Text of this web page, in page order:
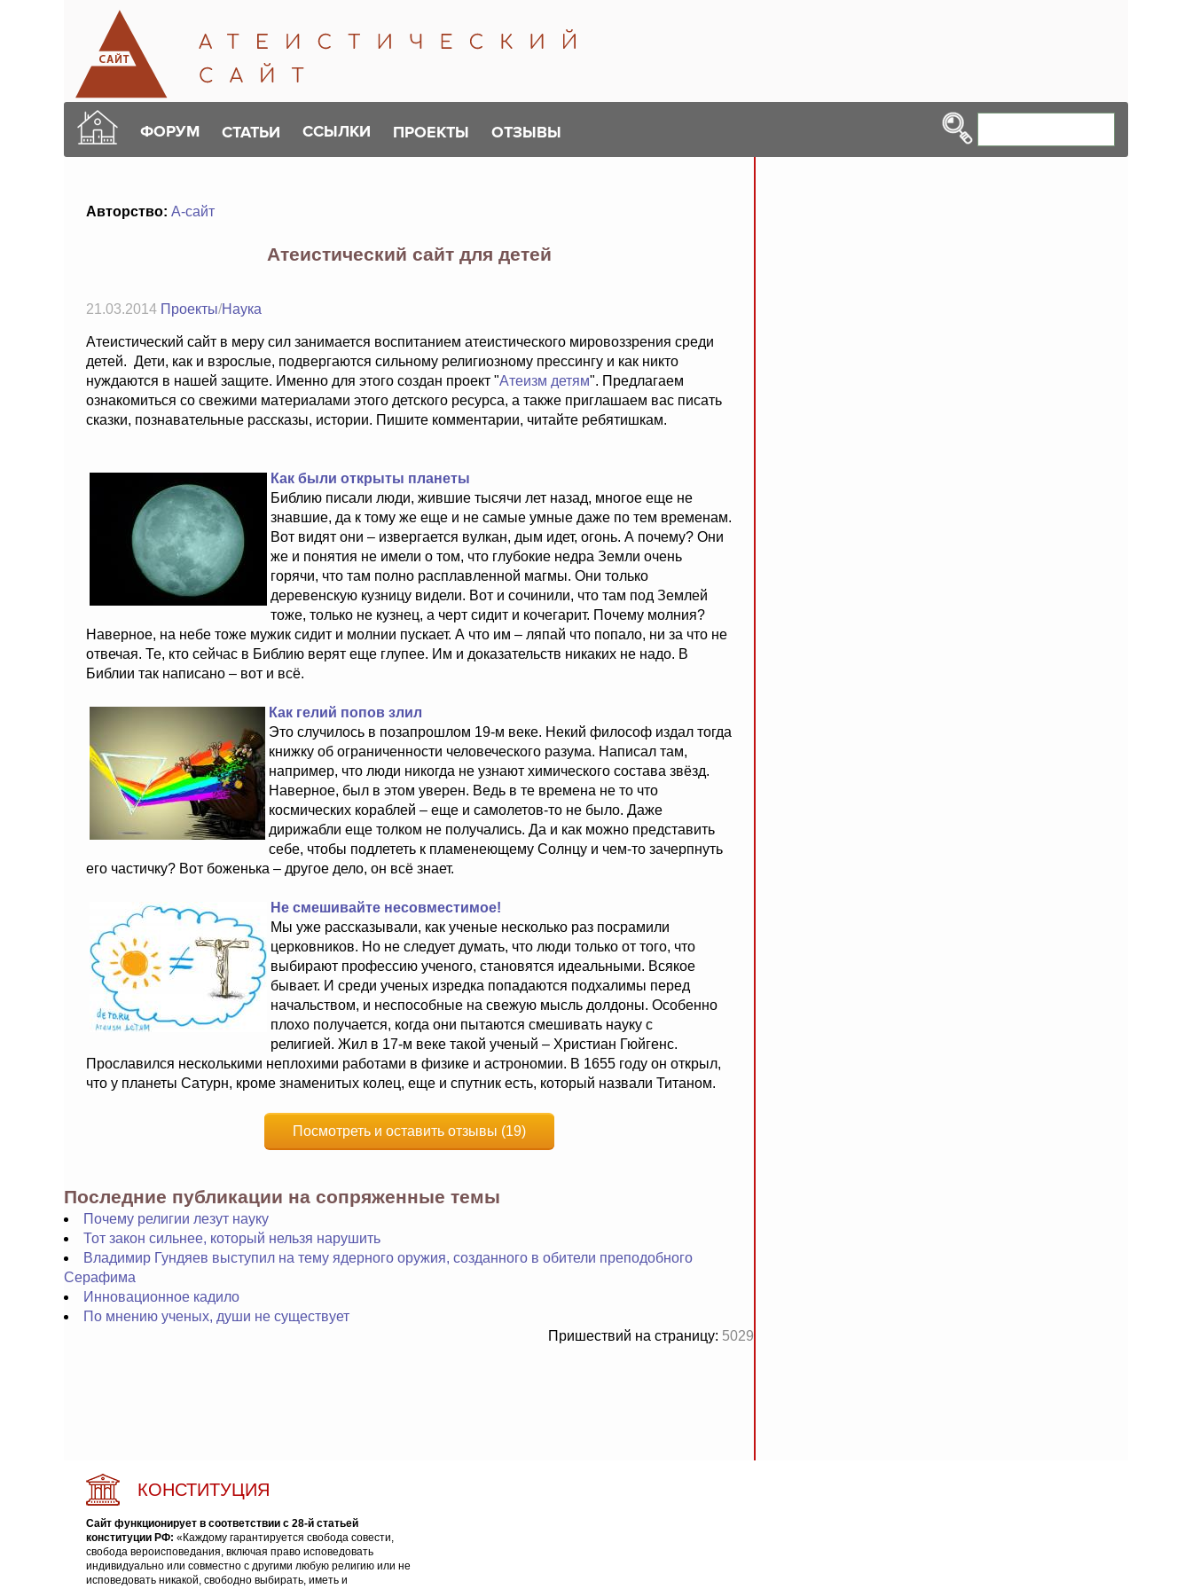
ФОРУМ СТАТЬИ ССЫЛКИ ПРОЕКТЫ ОТЗЫВЫ
Авторство: А-сайт
Атеистический сайт для детей
21.03.2014 Проекты/Наука
Атеистический сайт в меру сил занимается воспитанием атеистического мировоззрения среди
детей. Дети, как и взрослые, подвергаются сильному религиозному прессингу и как никто
нуждаются в нашей защите. Именно для этого создан проект "Атеизм детям". Предлагаем
ознакомиться со свежими материалами этого детского ресурса, а также приглашаем вас писать
сказки, познавательные рассказы, истории. Пишите комментарии, читайте ребятишкам.
Как были открыты планеты
Библию писали люди, жившие тысячи лет назад, многое еще не
знавшие, да к тому же еще и не самые умные даже по тем временам.
Вот видят они – извергается вулкан, дым идет, огонь. А почему? Они
же и понятия не имели о том, что глубокие недра Земли очень
горячи, что там полно расплавленной магмы. Они только
деревенскую кузницу видели. Вот и сочинили, что там под Землей
тоже, только не кузнец, а черт сидит и кочегарит. Почему молния?
Наверное, на небе тоже мужик сидит и молнии пускает. А что им – ляпай что попало, ни за что не
отвечая. Те, кто сейчас в Библию верят еще глупее. Им и доказательств никаких не надо. В
Библии так написано – вот и всё.
Как гелий попов злил
Это случилось в позапрошлом 19-м веке. Некий философ издал тогда
книжку об ограниченности человеческого разума. Написал там,
например, что люди никогда не узнают химического состава звёзд.
Наверное, был в этом уверен. Ведь в те времена не то что
космических кораблей – еще и самолетов-то не было. Даже
дирижабли еще толком не получались. Да и как можно представить
себе, чтобы подлететь к пламенеющему Солнцу и чем-то зачерпнуть
его частичку? Вот боженька – другое дело, он всё знает.
Не смешивайте несовместимое!
Мы уже рассказывали, как ученые несколько раз посрамили
церковников. Но не следует думать, что люди только от того, что
выбирают профессию ученого, становятся идеальными. Всякое
бывает. И среди ученых изредка попадаются подхалимы перед
начальством, и неспособные на свежую мысль долдоны. Особенно
плохо получается, когда они пытаются смешивать науку с
религией. Жил в 17-м веке такой ученый – Христиан Гюйгенс.
Прославился несколькими неплохими работами в физике и астрономии. В 1655 году он открыл,
что у планеты Сатурн, кроме знаменитых колец, еще и спутник есть, который назвали Титаном.
Посмотреть и оставить отзывы (19)
Последние публикации на сопряженные темы
Почему религии лезут науку
Тот закон сильнее, который нельзя нарушить
Владимир Гундяев выступил на тему ядерного оружия, созданного в обители преподобного
Серафима
Инновационное кадило
По мнению ученых, души не существует
Пришествий на страницу: 5029
КОНСТИТУЦИЯ
Сайт функционирует в соответствии с 28-й статьей
конституции РФ: «Каждому гарантируется свобода совести,
свобода вероисповедания, включая право исповедовать
индивидуально или совместно с другими любую религию или не
исповедовать никакой, свободно выбирать, иметь и